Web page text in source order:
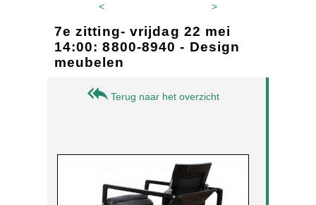
< >
7e zitting- vrijdag 22 mei
14:00: 8800-8940 - Design
meubelen
Terug naar het overzicht